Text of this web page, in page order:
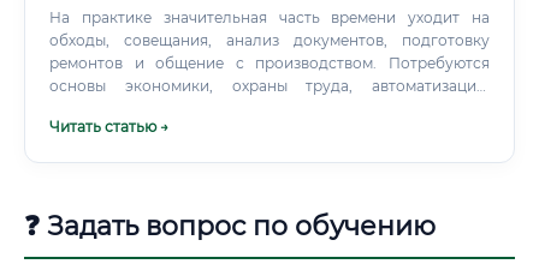
На практике значительная часть времени уходит на
обходы, совещания, анализ документов, подготовку
ремонтов и общение с производством. Потребуются
основы экономики, охраны труда, автоматизации,
Читать статью →
❓ Задать вопрос по обучению